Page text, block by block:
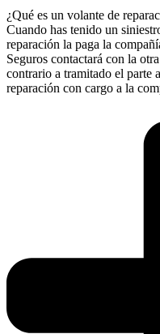
¿Qué es un volante de
Cuando has tenido un
reparación la paga la
Seguros contactará con la
contrario a tramitado el parte
reparación con cargo a la